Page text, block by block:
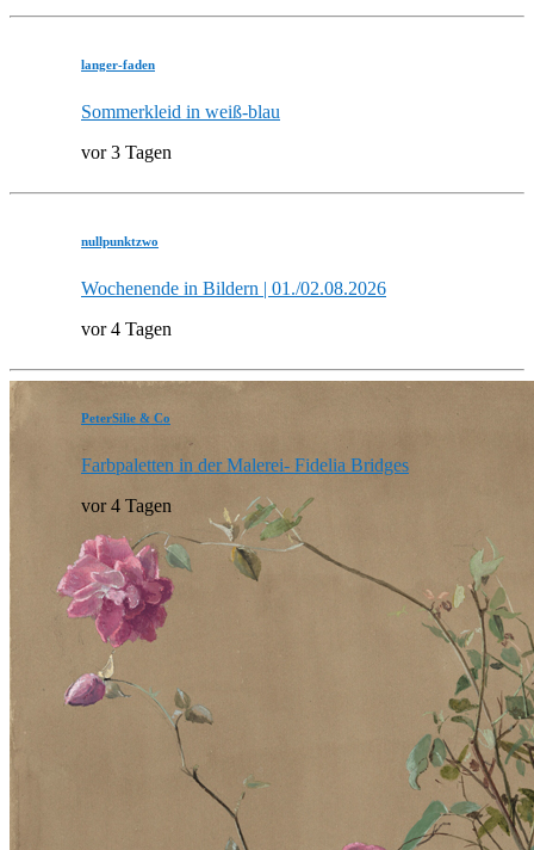
langer-faden
Sommerkleid in weiß-blau
vor 3 Tagen
nullpunktzwo
Wochenende in Bildern | 01./02.08.2026
vor 4 Tagen
PeterSilie & Co
Farbpaletten in der Malerei- Fidelia Bridges
vor 4 Tagen